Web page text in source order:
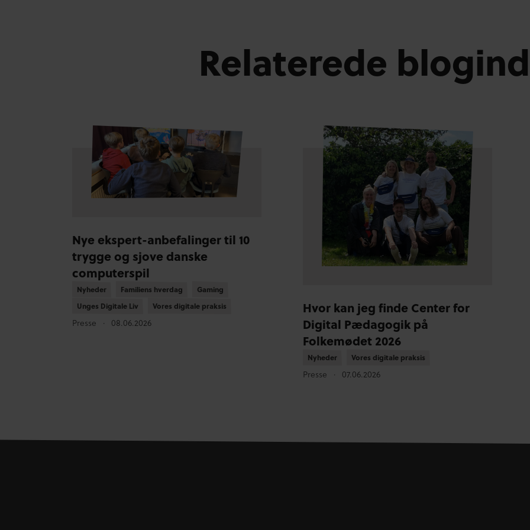
Relaterede
Nye ekspert-anbefalinger til 10
trygge og sjove danske
computerspil
Nyheder
Nyheder Familiens hverdag
Familiens hverdag Gaming
Gaming
Unges Digitale Liv
Unges Digitale Liv Vores digitale praksis
Vores digitale praksis
Presse 08.06.2026
Hvor kan jeg finde Center for
Digital Pædagogik på
Folkemødet 2026
Nyheder
Nyheder Vores digitale praksis
Vores digitale praksis
Presse 07.06.2026